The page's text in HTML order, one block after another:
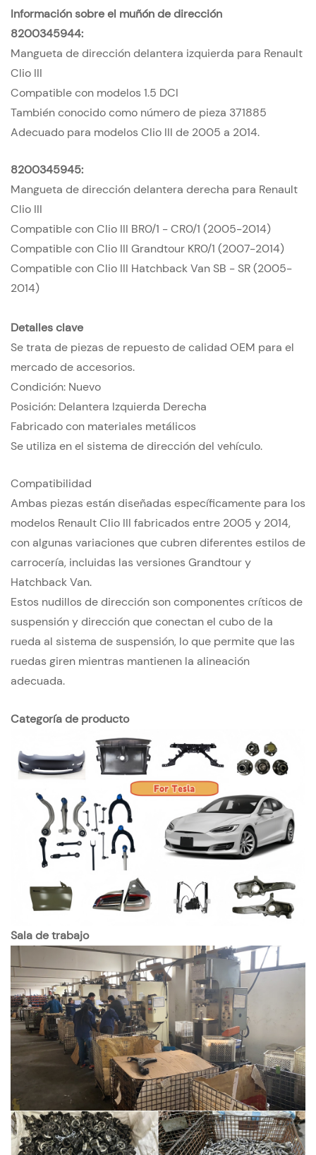
Información sobre el muñón de dirección
8200345944:
Mangueta de dirección delantera izquierda para Renault
Clio III
Compatible con modelos 1.5 DCI
También conocido como número de pieza 371885
Adecuado para modelos Clio III de 2005 a 2014.
8200345945:
Mangueta de dirección delantera derecha para Renault
Clio III
Compatible con Clio III BR0/1 - CR0/1 (2005-2014)
Compatible con Clio III Grandtour KR0/1 (2007-2014)
Compatible con Clio III Hatchback Van SB - SR (2005-
2014)
Detalles clave
Se trata de piezas de repuesto de calidad OEM para el
mercado de accesorios.
Condición: Nuevo
Posición: Delantera Izquierda Derecha
Fabricado con materiales metálicos
Se utiliza en el sistema de dirección del vehículo.
Compatibilidad
Ambas piezas están diseñadas específicamente para los
modelos Renault Clio III fabricados entre 2005 y 2014,
con algunas variaciones que cubren diferentes estilos de
carrocería, incluidas las versiones Grandtour y
Hatchback Van.
Estos nudillos de dirección son componentes críticos de
suspensión y dirección que conectan el cubo de la
rueda al sistema de suspensión, lo que permite que las
ruedas giren mientras mantienen la alineación
adecuada.
Categoría de producto
Sala de trabajo